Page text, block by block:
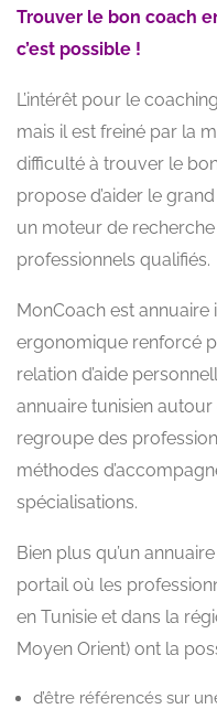
Trouver le bon coach
c’est possible !
L’intérêt pour le
mais il est freiné par la
difficulté à trouver le
propose d’aider le
un moteur de
professionnels qualifiés.
MonCoach est
ergonomique renforcé
relation d’aide
annuaire tunisien autour
regroupe des
méthodes
spécialisations.
Bien plus qu’un
portail où les
en Tunisie et dans la
Moyen Orient) ont la
d’être référencés sur